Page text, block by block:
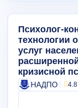
Психолог-
технологии
услуг
кризисной
НАДПО 4.8